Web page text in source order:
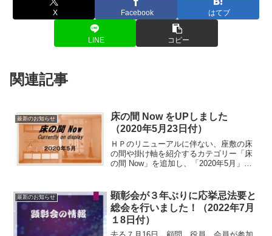
X Facebook はてブ
LINE コピー
関連記事
最新のお知らせ
床の間 Now をUPしました
（2020年5月23日付）
ＨＰのリニューアルに伴ない、座敷の床
の間や掛け軸を紹介するカテゴリー「床
の間 Now」を追加し、「2020年5月」を
最新のお知らせ
顕彰会が３年ぶりに応挙忌法要と
総会を行いました！（2022年7月
１8日付）